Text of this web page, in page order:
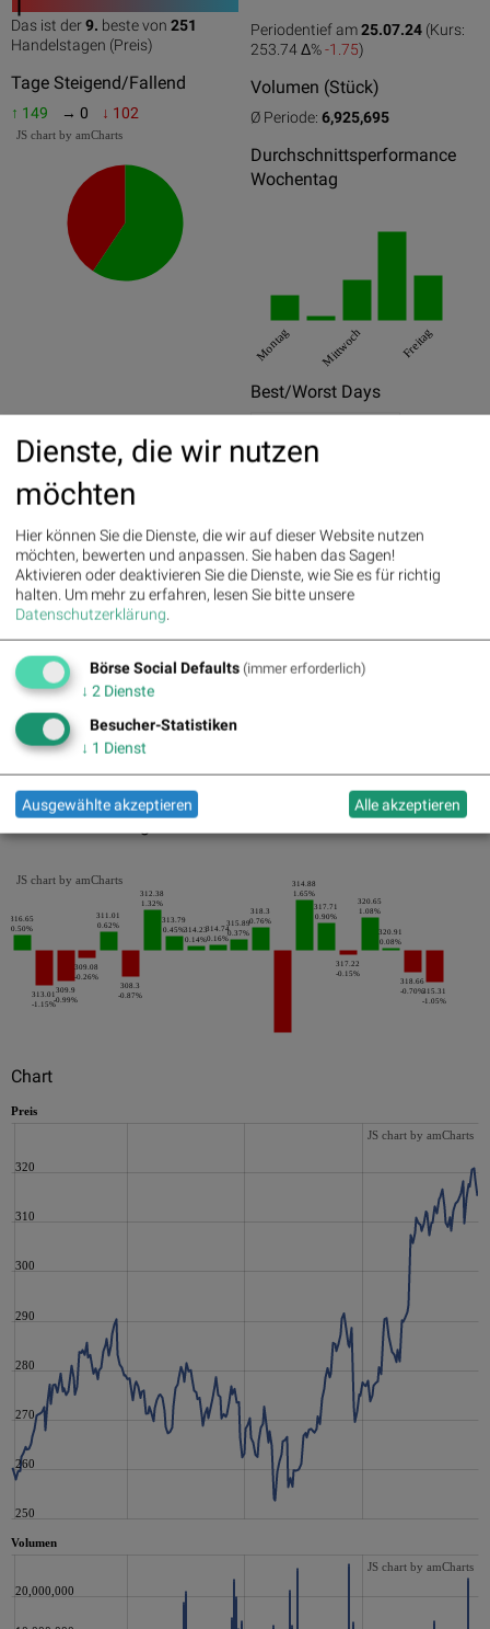
Das ist der9. beste von 251
Handelstagen (Preis)
Tage Steigend/Fallend
↑ 149 → 0 ↓ 102
JS chart by amCharts
Periodentief am25.07.24 (Kurs:
253.74 Δ%-1.75)
Volumen (Stück)
Ø Periode: 6,925,695
Durchschnittsperformance
Wochentag
Montag Mittwoch Freitag
Best/Worst Days
16.10.2024
24.09.2024 -5.49%
24.07.2024 -4.01%
Pics
Die letzten 20 Tage der Periode
316.65
0.50%
313.01
-1.15%
309.9
-0.99%
309.08
-0.26%
311.01
0.62%
308.3
-0.87%
312.38
1.32%
313.79
0.45%314.23
0.14%
314.74
0.16%
315.89
0.37%
318.3
0.76%
314.88
1.65%
317.71
0.90%
317.22
-0.15%
320.65
1.08%
320.91
0.08%
318.66
-0.70%315.31
-1.05%
JS chart by amCharts
Chart
Preis
250
260
270
280
290
300
310
320
JS chart by amCharts
Volumen
20,000,000
JS chart by amCharts
Dienste, die wir nutzen
möchten
Hier können Sie die Dienste, die wir auf dieser Website nutzen
möchten, bewerten und anpassen. Sie haben das Sagen!
Aktivieren oder deaktivieren Sie die Dienste, wie Sie es für richtig
halten. Um mehr zu erfahren, lesen Sie bitte unsere
Datenschutzerklärung.
Börse Social Defaults (immer erforderlich)
↓ 2 Dienste
Besucher-Statistiken
↓ 1 Dienst
Ausgewählte akzeptieren Alle akzeptieren